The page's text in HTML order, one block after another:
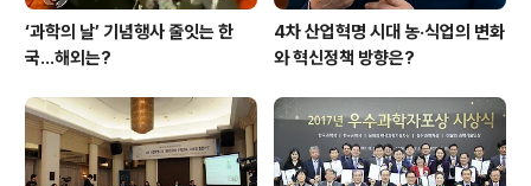
‘과학의 날’ 기념행사 줄잇는 한
국…해외는?
4차 산업혁명 시대 농·식업의 변화
와 혁신정책 방향은?